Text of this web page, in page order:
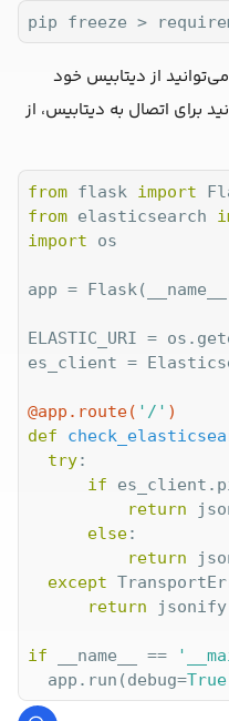
pip freeze >
از دیتابیس خود
برای اتصال به دیتابیس، از
from flask import
from elasticsearch
import os
app =
ELASTIC_URI =
es_client =
@app.route( '/' )
def
try:
if
return
else:
return
except
return
if __name__ ==
  app.run(debug=
True